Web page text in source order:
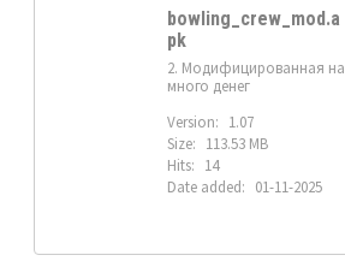
bowling_crew_mod.a
pk
2. Модифицированная на
много денег
Version: 1.07
Size: 113.53 MB
Hits: 14
Date added: 01-11-2025